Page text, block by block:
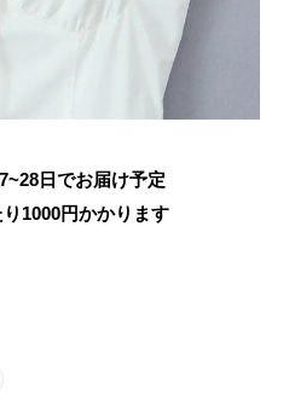
日でお届け予定
1000円かかります